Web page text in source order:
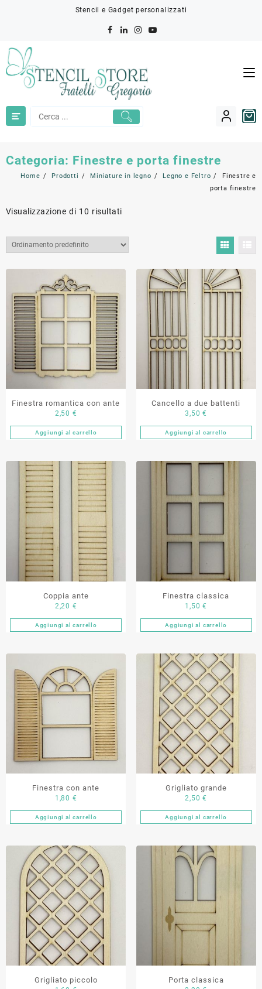
Stencil e Gadget personalizzati
Categoria: Finestre e porta finestre
Home Prodotti Miniature in legno Legno e Feltro
Finestre e
porta finestre
Visualizzazione di 10 risultati
Finestra romantica con ante
2,50 €
Aggiungi al carrello
Cancello a due battenti
3,50€
Aggiungi al carrello
Coppia ante
2,20 €
Aggiungi al carrello
Finestra classica
1,50€
Aggiungi al carrello
Finestra con ante
1,80 €
Aggiungi al carrello
Grigliato grande
2,50€
Aggiungi al carrello
Grigliato piccolo Porta classica